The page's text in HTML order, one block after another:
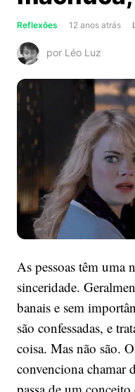
Reflexões 12 anos atrás
por Léo Luz
As pessoas têm uma
sinceridade.
banais e sem
são confessadas, e
coisa. Mas não são.
convenciona chamar